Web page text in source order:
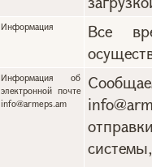
Информация
Все
Информация об
электронной почте
info@armeps.am